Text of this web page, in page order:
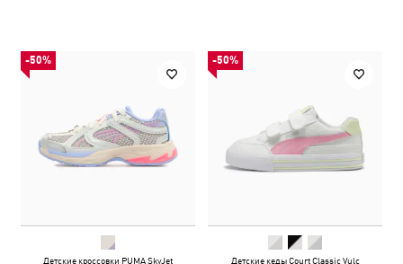
-50%
Детские кроссовки PUMA SkyJet
-50%
Детские кеды Court Classic Vulc